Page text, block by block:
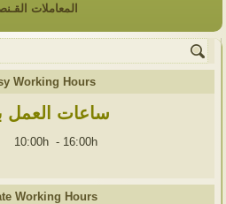
المعاملات
Working Hours
ساعات العمل
10:00h - 16:00h
Working Hours